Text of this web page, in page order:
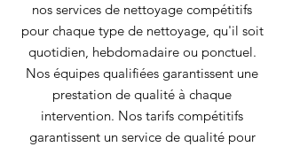
nos services de nettoyage compétitifs
pour chaque type de nettoyage, qu'il soit
quotidien, hebdomadaire ou ponctuel.
Nos équipes qualifiées garantissent une
prestation de qualité à chaque
intervention. Nos tarifs compétitifs
garantissent un service de qualité pour